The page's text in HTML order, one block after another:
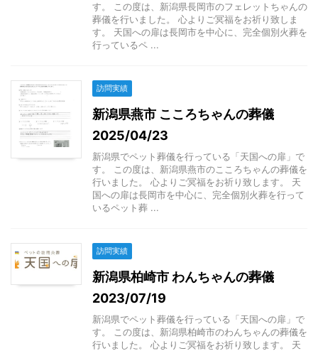
す。 この度は、新潟県長岡市のフェレットちゃんの
葬儀を行いました。 心よりご冥福をお祈り致しま
す。 天国への扉は長岡市を中心に、完全個別火葬を
行っているペ ...
訪問実績
新潟県燕市 こころちゃんの葬儀
2025/04/23
新潟県でペット葬儀を行っている「天国への扉」で
す。 この度は、新潟県燕市のこころちゃんの葬儀を
行いました。 心よりご冥福をお祈り致します。 天
国への扉は長岡市を中心に、完全個別火葬を行って
いるペット葬 ...
訪問実績
新潟県柏崎市 わんちゃんの葬儀
2023/07/19
新潟県でペット葬儀を行っている「天国への扉」で
す。 この度は、新潟県柏崎市のわんちゃんの葬儀を
行いました。 心よりご冥福をお祈り致します。 天